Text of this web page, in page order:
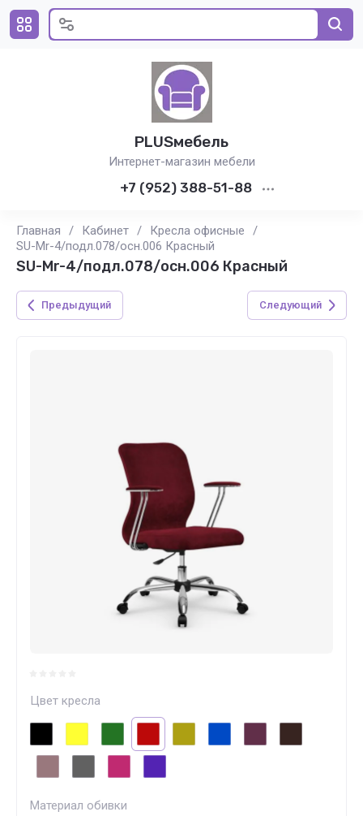
PLUSмебель
Интернет-магазин мебели
+7 (952) 388-51-88
Главная / Кабинет / Кресла офисные
/
SU-Mr-4/подл.078/осн.006 Красный
SU-Mr-4/подл.078/осн.006 Красный
Предыдущий Следующий
Цвет кресла
Материал обивки